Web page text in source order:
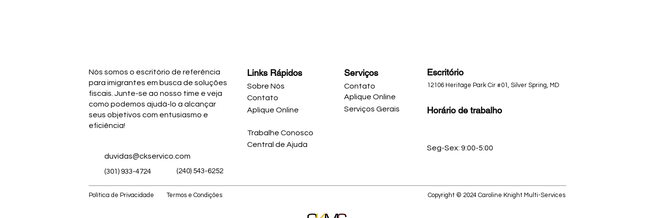
Nós somos o escritório de referência
para imigrantes em busca de soluções
fiscais. Junte-se ao nosso time e veja
como podemos ajudá-lo a alcançar
seus objetivos com entusiasmo e
eficiência!
duvidas@ckservico.com
(301) 933-4724 (240) 543-6252
Links Rápidos
Sobre Nós
Contato
Aplique Online
Trabalhe Conosco
Central de Ajuda
Serviços
Contato
Aplique Online
Serviços Gerais
Escritório
12106 Heritage Park Cir #01, Silver Spring, MD
Horário de trabalho
Seg-Sex: 9:00-5:00
Política de Privacidade Termos e Condições Copyright © 2024 Caroline Knight Multi-Services